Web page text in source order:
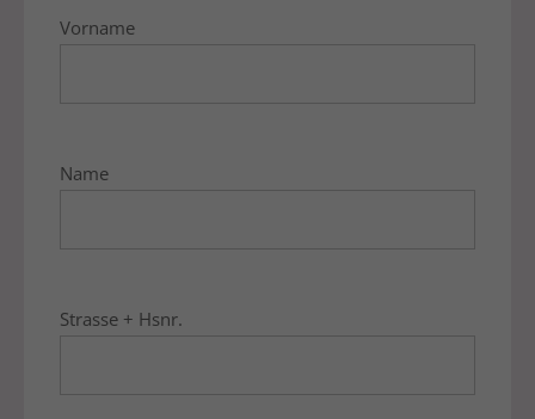
Vorname
Name
Strasse + Hsnr.